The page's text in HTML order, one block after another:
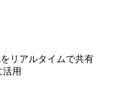
リアルタイムで共有
用